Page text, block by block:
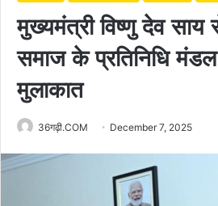
मुख्यमंत्री विष्णु देव
समाज के प्रतिनिधि
मुलाकात
36गढ़ी.COM December 7, 2025